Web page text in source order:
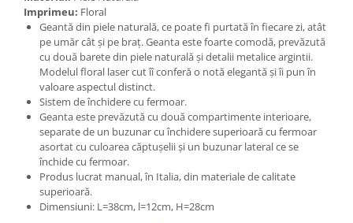
Imprimeu: Floral
Geantă din piele naturală, ce poate fi purtată în fiecare zi, atât
pe umăr cât și pe braț. Geanta este foarte comodă, prevăzută
cu două barete din piele naturală și detalii metalice argintii.
Modelul floral laser cut îî conferă o notă elegantă și îi pun în
valoare aspectul distinct.
Sistem de închidere cu fermoar.
Geanta este prevăzută cu două compartimente interioare,
separate de un buzunar cu închidere superioară cu fermoar
asortat cu culoarea căptușelii și un buzunar lateral ce se
închide cu fermoar.
Produs lucrat manual, în Italia, din materiale de calitate
superioară.
Dimensiuni: L=38cm, l=12cm, H=28cm